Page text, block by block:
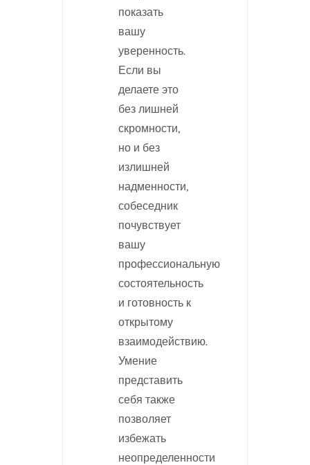
показать
вашу
уверенность.
Если вы
делаете это
без лишней
скромности,
но и без
излишней
надменности,
собеседник
почувствует
вашу
профессиональную
состоятельность
и готовность к
открытому
взаимодействию.
Умение
представить
себя также
позволяет
избежать
неопределенности